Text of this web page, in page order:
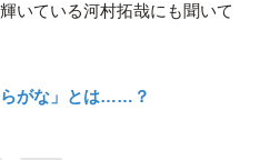
いている河村拓哉にも聞いて
がな」とは……？